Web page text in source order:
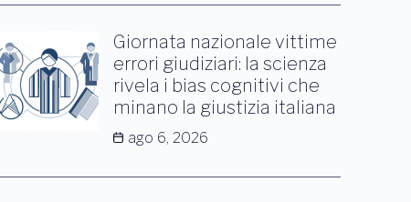
Giornata nazionale vittime
errori giudiziari: la scienza
rivela i bias cognitivi che
minano la giustizia italiana
ago 6, 2026